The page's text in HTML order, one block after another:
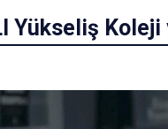
Yükseliş